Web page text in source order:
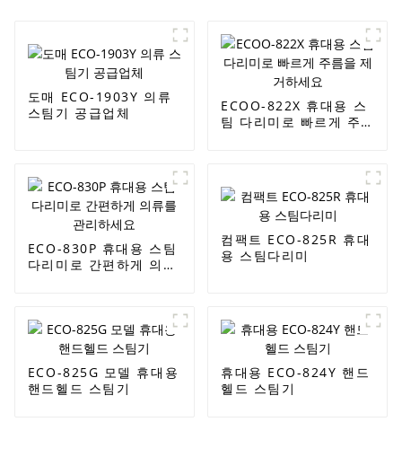
도매 ECO-1903Y 의류
스팀기 공급업체
ECOO-822X 휴대용 스
팀 다리미로 빠르게 주
ECO-830P 휴대용 스팀
다리미로 간편하게 의류
컴팩트 ECO-825R 휴대
용 스팀다리미
ECO-825G 모델 휴대용
핸드헬드 스팀기
휴대용 ECO-824Y 핸드
헬드 스팀기